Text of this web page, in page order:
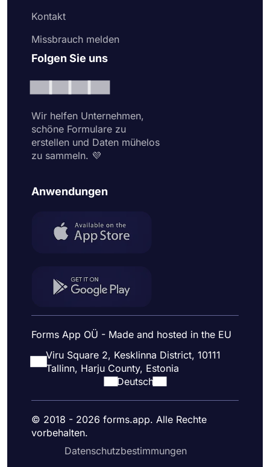
Kontakt
Missbrauch melden
Folgen Sie uns
Wir helfen Unternehmen,
schöne Formulare zu
erstellen und Daten mühelos
zu sammeln. 💜
Anwendungen
Forms App OÜ - Made and hosted in the EU
Viru Square 2, Kesklinna District, 10111
Tallinn, Harju County, Estonia
Deutsch
© 2018 - 2026 forms.app. Alle Rechte
vorbehalten.
Datenschutzbestimmungen